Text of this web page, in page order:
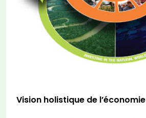
Vision holistique de l’économie